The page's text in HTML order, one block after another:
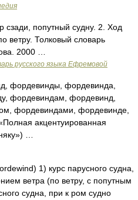
попутный судну. 2. Ход
ветру. Толковый словарь
2000 …
русского языка Ефремовой
фордевинды, фордевинда,
фордевиндам, фордевинд,
фордевиндами, фордевинде,
акцентуированная
…
1) курс парусного судна,
ветра (по ветру, с попутным
судна, при к ром судно